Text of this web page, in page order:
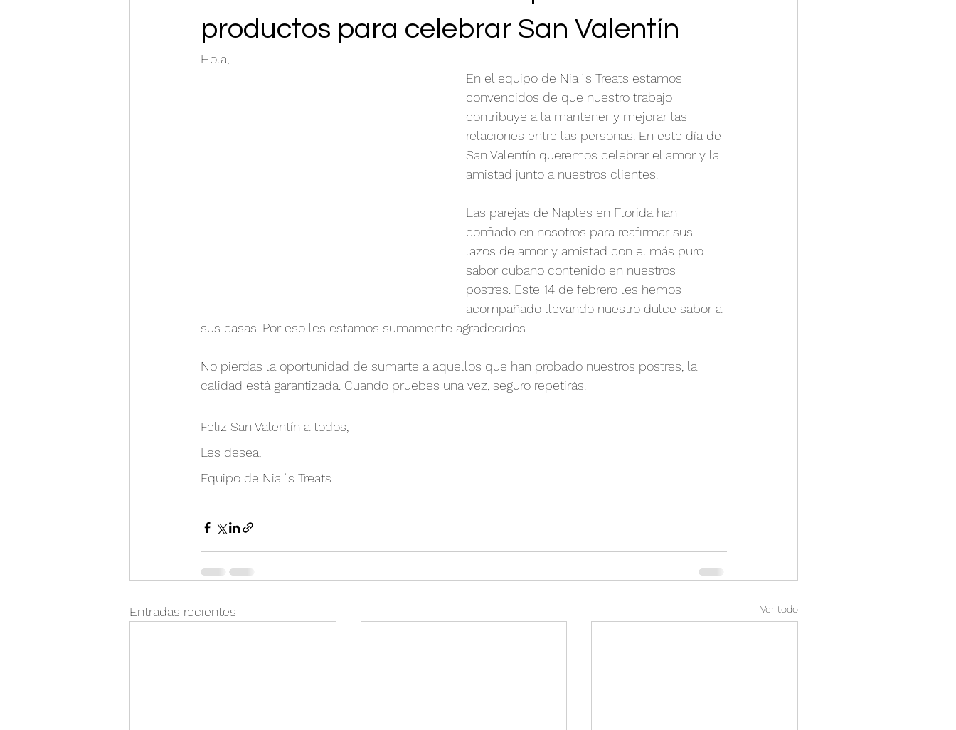
productos para celebrar San Valentín
Hola,
En el equipo de Nia´s Treats estamos
convencidos de que nuestro trabajo
contribuye a la mantener y mejorar las
relaciones entre las personas. En este día de
San Valentín queremos celebrar el amor y la
amistad junto a nuestros clientes.
Las parejas de Naples en Florida han
confiado en nosotros para reafirmar sus
lazos de amor y amistad con el más puro
sabor cubano contenido en nuestros
postres. Este 14 de febrero les hemos
acompañado llevando nuestro dulce sabor a
sus casas. Por eso les estamos sumamente agradecidos.
No pierdas la oportunidad de sumarte a aquellos que han probado nuestros postres, la
calidad está garantizada. Cuando pruebes una vez, seguro repetirás.
Feliz San Valentín a todos,
Les desea,
Equipo de Nia´s Treats.
Entradas recientes Ver todo